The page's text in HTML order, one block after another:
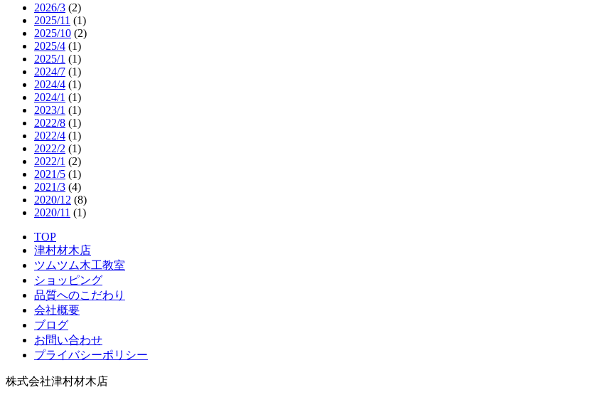
2026/3 (2)
2025/11 (1)
2025/10 (2)
2025/4 (1)
2025/1 (1)
2024/7 (1)
2024/4 (1)
2024/1 (1)
2023/1 (1)
2022/8 (1)
2022/4 (1)
2022/2 (1)
2022/1 (2)
2021/5 (1)
2021/3 (4)
2020/12 (8)
2020/11 (1)
TOP
津村材木店
ツムツム木工教室
ショッピング
品質へのこだわり
会社概要
ブログ
お問い合わせ
プライバシーポリシー
株式会社津村材木店